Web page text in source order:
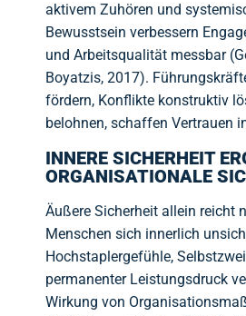
aktivem Zuhören und
Bewusstsein verbessern
und Arbeitsqualität messbar
Boyatzis, 2017).
fördern, Konflikte konstruktiv
belohnen, schaffen Vertrauen
INNERE SICHERHEIT
ORGANISATIONALE
Äußere Sicherheit allein reicht
Menschen sich innerlich
Hochstaplergefühle,
permanenter Leistungsdruck
Wirkung von